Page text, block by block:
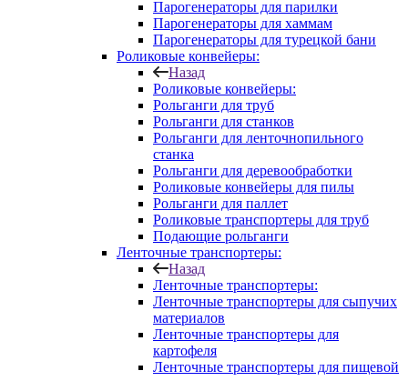
Парогенераторы для парилки
Парогенераторы для хаммам
Парогенераторы для турецкой бани
Роликовые конвейеры:
Назад
Роликовые конвейеры:
Рольганги для труб
Рольганги для станков
Рольганги для ленточнопильного
станка
Рольганги для деревообработки
Роликовые конвейеры для пилы
Рольганги для паллет
Роликовые транспортеры для труб
Подающие рольганги
Ленточные транспортеры:
Назад
Ленточные транспортеры:
Ленточные транспортеры для сыпучих
материалов
Ленточные транспортеры для
картофеля
Ленточные транспортеры для пищевой